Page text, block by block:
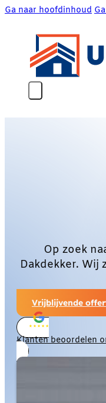
Ga naar hoofdinhoud
Op zoek
Dakdekker. Wij
Vrijblijvende
Klanten beoordelen